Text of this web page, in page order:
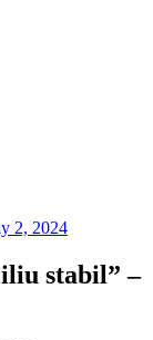
2, 2024
stabil” –